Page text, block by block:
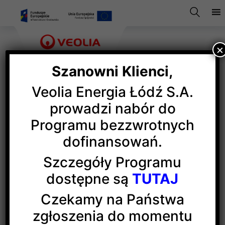
Archiwum Veolii na święcie
Łodzi
Podczas tegorocznych Dni Łodzi organizowanych
m.in. w przestrzeniach historycznej elektrociepłowni
EC1 goście mogli oglądać prezentację multimedialną
„Energia Czasu” opisującą historię łódzkiej
energetyki początku XXw. Zdjęcia wykorzystane
Szanowni Klienci,
Veolia Energia Łódź S.A.
prowadzi nabór do
Programu bezzwrotnych
dofinansowań.
Szczegóły Programu
dostępne są TUTAJ
Czekamy na Państwa
zgłoszenia do momentu
×